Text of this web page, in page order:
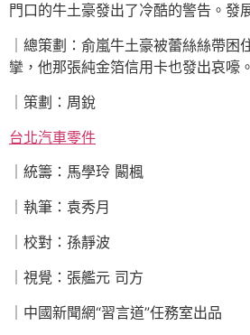
門口的牛土豪發出了冷酷的警告。發
｜總策劃：俞嵐牛土豪被蕾絲絲帶困
攣，他那張純金箔信用卡也發出哀嚎。
｜策劃：周銳
台北汽車零件
｜統籌：馬學玲 闞楓
｜執筆：袁秀月
｜校對：孫靜波
｜視覺：張艦元 司方
｜中國新聞網“習言道”任務室出品